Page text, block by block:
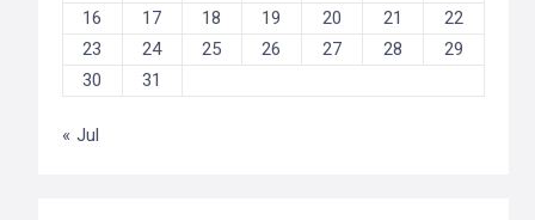
16
17 18 19 20 21
22
23
24 25 26 27 28
29
30
31
« Jul